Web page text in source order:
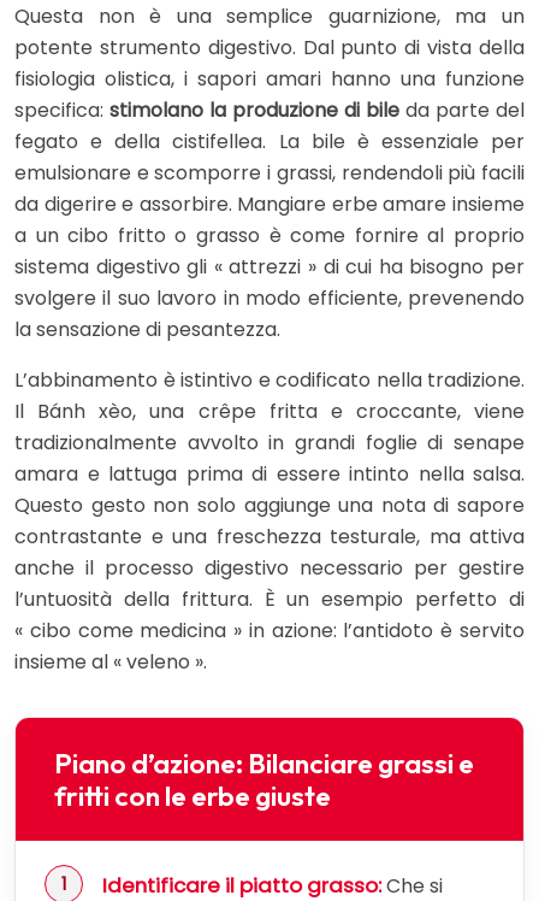
Questa non è una semplice guarnizione, ma un
potente strumento digestivo. Dal punto di vista della
fisiologia olistica, i sapori amari hanno una funzione
specifica: stimolano la produzione di bile da parte del
fegato e della cistifellea. La bile è essenziale per
emulsionare e scomporre i grassi, rendendoli più facili
da digerire e assorbire. Mangiare erbe amare insieme
a un cibo fritto o grasso è come fornire al proprio
sistema digestivo gli « attrezzi » di cui ha bisogno per
svolgere il suo lavoro in modo efficiente, prevenendo
la sensazione di pesantezza.
L’abbinamento è istintivo e codificato nella tradizione.
Il Bánh xèo, una crêpe fritta e croccante, viene
tradizionalmente avvolto in grandi foglie di senape
amara e lattuga prima di essere intinto nella salsa.
Questo gesto non solo aggiunge una nota di sapore
contrastante e una freschezza testurale, ma attiva
anche il processo digestivo necessario per gestire
l’untuosità della frittura. È un esempio perfetto di
« cibo come medicina » in azione: l’antidoto è servito
insieme al « veleno ».
Piano d’azione: Bilanciare grassi e
fritti con le erbe giuste
Identificare il piatto grasso:Che si